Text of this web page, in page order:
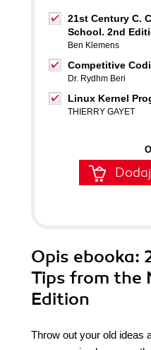
21st Century C.
School. 2nd
Ben Klemens
Competitive
Dr. Rydhm Beri
Linux Kernel
THIERRY GAYET
Opis ebooka:
Tips from the
Edition
Throw out your old ideas